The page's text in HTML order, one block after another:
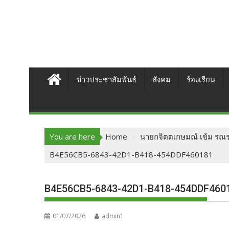
ข่าวประชาสัมพันธ์ สังคม ร้องเรียน
You are here Home
นายกจิตตเกษมณ์ เข้ม รณ
B4E56CB5-6843-42D1-B418-454DDF460181
B4E56CB5-6843-42D1-B418-
01/07/2026 admin1